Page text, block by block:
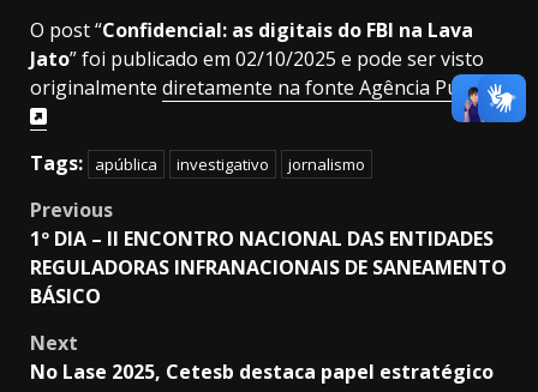
O post “Confidencial: as digitais do FBI na Lava
Jato” foi publicado em 02/10/2025 e pode ser visto
originalmente diretamente na fonte Agência Pública
Tags: apública investigativo jornalismo
Post
navigation
Previous
1º DIA – ll ENCONTRO NACIONAL DAS ENTIDADES
REGULADORAS INFRANACIONAIS DE SANEAMENTO
BÁSICO
Next
No Lase 2025, Cetesb destaca papel estratégico